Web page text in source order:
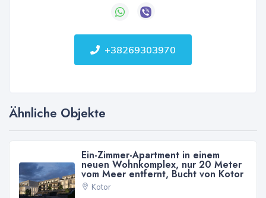
+38269303970
Ähnliche Objekte
Ein-Zimmer-Apartment in einem
neuen Wohnkomplex, nur 20 Meter
vom Meer entfernt, Bucht von Kotor
Kotor